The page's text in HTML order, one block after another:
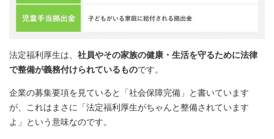
法定福利厚生は、 社員やその家族の健康・生活を守るために法律
で整備が義務付けられているものです。
企業の募集要項を見ていると「社会保障完備」と書いています
が、これはまさに「法定福利厚生がちゃんと整備されています
よ」という意味なのです。